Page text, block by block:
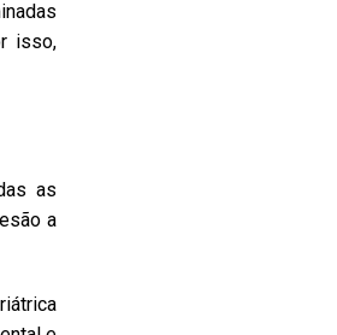
isso,
as
a